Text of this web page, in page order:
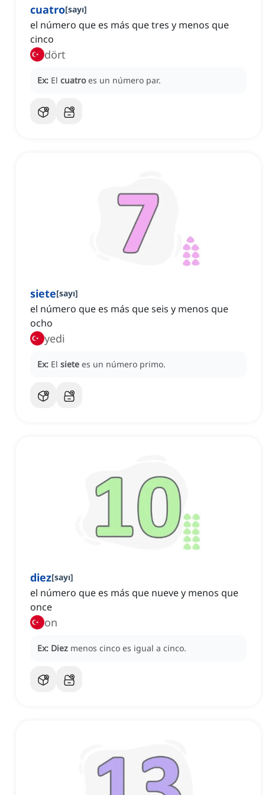
cuatro[sayı]
el número que es más que tres y menos que
cinco
dört
Ex: El cuatro es un número par.
siete[sayı]
el número que es más que seis y menos que
ocho
yedi
Ex: El siete es un número primo.
diez[sayı]
el número que es más que nueve y menos que
once
on
Ex: Diez menos cinco es igual a cinco.